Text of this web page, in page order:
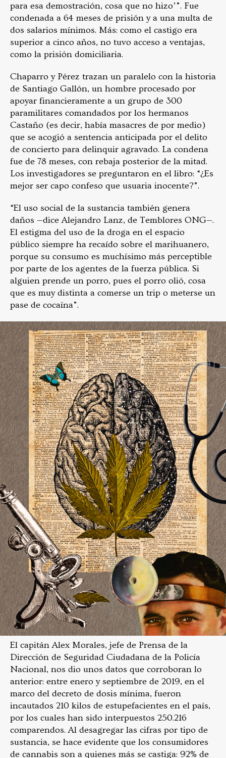
para esa demostración, cosa que no hizo’”. Fue
condenada a 64 meses de prisión y a una multa de
dos salarios mínimos. Más: como el castigo era
superior a cinco años, no tuvo acceso a ventajas,
como la prisión domiciliaria.
Chaparro y Pérez trazan un paralelo con la historia
de Santiago Gallón, un hombre procesado por
apoyar financieramente a un grupo de 300
paramilitares comandados por los hermanos
Castaño (es decir, había masacres de por medio)
que se acogió a sentencia anticipada por el delito
de concierto para delinquir agravado. La condena
fue de 78 meses, con rebaja posterior de la mitad.
Los investigadores se preguntaron en el libro: “¿Es
mejor ser capo confeso que usuaria inocente?”.
“El uso social de la sustancia también genera
daños —dice Alejandro Lanz, de Temblores ONG—.
El estigma del uso de la droga en el espacio
público siempre ha recaído sobre el marihuanero,
porque su consumo es muchísimo más perceptible
por parte de los agentes de la fuerza pública. Si
alguien prende un porro, pues el porro olió, cosa
que es muy distinta a comerse un trip o meterse un
pase de cocaína”.
El capitán Alex Morales, jefe de Prensa de la
Dirección de Seguridad Ciudadana de la Policía
Nacional, nos dio unos datos que corroboran lo
anterior: entre enero y septiembre de 2019, en el
marco del decreto de dosis mínima, fueron
incautados 210 kilos de estupefacientes en el país,
por los cuales han sido interpuestos 250.216
comparendos. Al desagregar las cifras por tipo de
sustancia, se hace evidente que los consumidores
de cannabis son a quienes más se castiga: 92% de